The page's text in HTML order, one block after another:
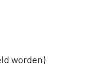
worden)